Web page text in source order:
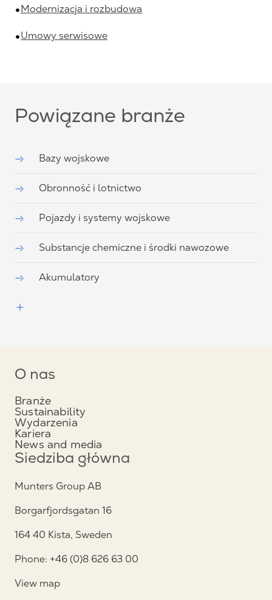
Modernizacja i rozbudowa
Umowy serwisowe
Powiązane branże
Bazy wojskowe
Obronność i lotnictwo
Pojazdy i systemy wojskowe
Substancje chemiczne i środki nawozowe
Akumulatory
O nas
Branże
Sustainability
Wydarzenia
Kariera
News and media
Siedziba główna
Munters Group AB
Borgarfjordsgatan 16
164 40 Kista, Sweden
Phone: +46 (0)8 626 63 00
View map